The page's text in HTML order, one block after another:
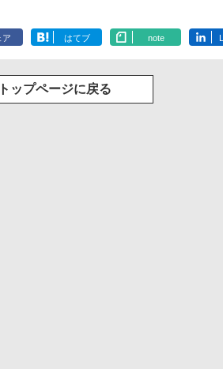
ア はてブ note
トップページに戻る